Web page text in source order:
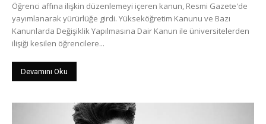
Öğrenci affına ilişkin düzenlemeyi içeren kanun, Resmi Gazete'de
yayımlanarak yürürlüğe girdi. Yükseköğretim Kanunu ve Bazı
Kanunlarda Değişiklik Yapılmasına Dair Kanun ile üniversitelerden
ilişiği kesilen öğrencilere...
Devamını Oku